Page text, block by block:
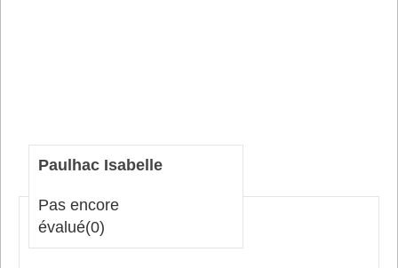
Paulhac Isabelle
Pas encore
évalué(0)